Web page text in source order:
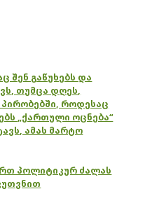
შენ გაწუხებს და
თუმცა დღეს,
როდესაც
„ქართული ოცნება“
ამას მარტო
პოლიტიკურ ძალას